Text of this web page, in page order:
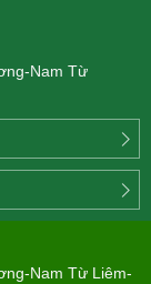
Nam Từ
Nam Từ Liêm-